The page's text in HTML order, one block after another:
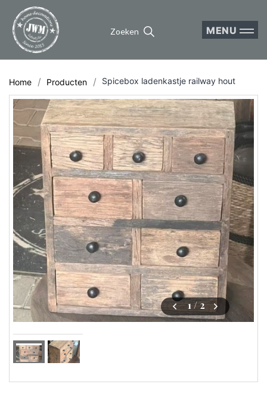
Zoeken MENU
Home Producten Spicebox ladenkastje railway hout
1 / 2